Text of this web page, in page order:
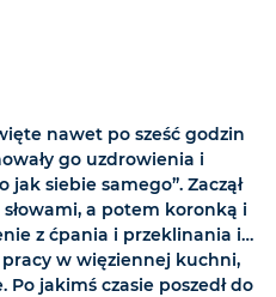
nawet po sześć godzin
go uzdrowienia i
jak siebie samego”. Zaczął
a potem koronką i
z ćpania i przeklinania i…
pracy w więziennej kuchni,
jakimś czasie poszedł do